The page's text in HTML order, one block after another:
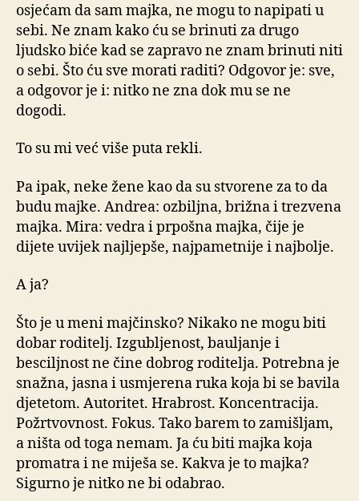
osjećam da sam majka, ne mogu to napipati u
sebi. Ne znam kako ću se brinuti za drugo
ljudsko biće kad se zapravo ne znam brinuti niti
o sebi. Što ću sve morati raditi? Odgovor je: sve,
a odgovor je i: nitko ne zna dok mu se ne
dogodi.
To su mi već više puta rekli.
Pa ipak, neke žene kao da su stvorene za to da
budu majke. Andrea: ozbiljna, brižna i trezvena
majka. Mira: vedra i prpošna majka, čije je
dijete uvijek najljepše, najpametnije i najbolje.
A ja?
Što je u meni majčinsko? Nikako ne mogu biti
dobar roditelj. Izgubljenost, bauljanje i
besciljnost ne čine dobrog roditelja. Potrebna je
snažna, jasna i usmjerena ruka koja bi se bavila
djetetom. Autoritet. Hrabrost. Koncentracija.
Požrtvovnost. Fokus. Tako barem to zamišljam,
a ništa od toga nemam. Ja ću biti majka koja
promatra i ne miješa se. Kakva je to majka?
Sigurno je nitko ne bi odabrao.